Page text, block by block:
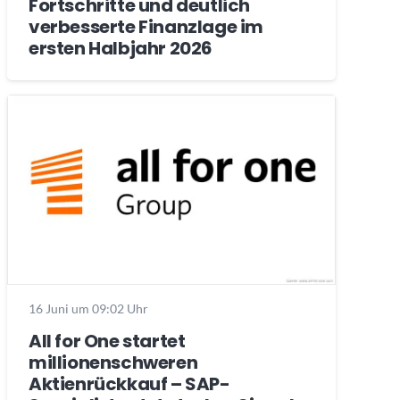
Fortschritte und deutlich
verbesserte Finanzlage im
ersten Halbjahr 2026
16 Juni um 09:02 Uhr
All for One startet
millionenschweren
Aktienrückkauf – SAP-